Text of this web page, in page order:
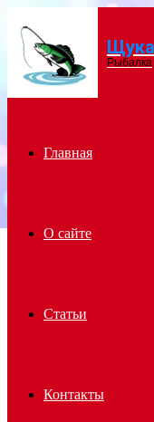
Menu
Рыбалка
Главная
О сайте
Статьи
Контакты